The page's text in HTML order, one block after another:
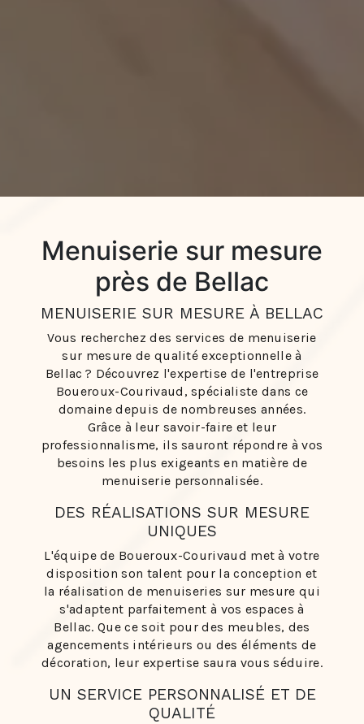
Menuiserie sur mesure
près de Bellac
MENUISERIE SUR MESURE À BELLAC
Vous recherchez des services de menuiserie
sur mesure de qualité exceptionnelle à
Bellac ? Découvrez l'expertise de l'entreprise
Boueroux-Courivaud, spécialiste dans ce
domaine depuis de nombreuses années.
Grâce à leur savoir-faire et leur
professionnalisme, ils sauront répondre à vos
besoins les plus exigeants en matière de
menuiserie personnalisée.
DES RÉALISATIONS SUR MESURE
UNIQUES
L'équipe de Boueroux-Courivaud met à votre
disposition son talent pour la conception et
la réalisation de menuiseries sur mesure qui
s'adaptent parfaitement à vos espaces à
Bellac. Que ce soit pour des meubles, des
agencements intérieurs ou des éléments de
décoration, leur expertise saura vous séduire.
UN SERVICE PERSONNALISÉ ET DE
QUALITÉ